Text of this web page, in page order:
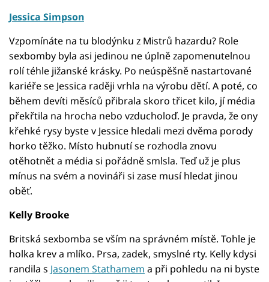
Jessica Simpson
Vzpomínáte na tu blodýnku z Mistrů hazardu? Role
sexbomby byla asi jedinou ne úplně zapomenutelnou
rolí téhle jižanské krásky. Po neúspěšně nastartované
kariéře se Jessica raději vrhla na výrobu dětí. A poté, co
během devíti měsíců přibrala skoro třicet kilo, jí média
překřtila na hrocha nebo vzducholoď. Je pravda, že ony
křehké rysy byste v Jessice hledali mezi dvěma porody
horko těžko. Místo hubnutí se rozhodla znovu
otěhotnět a média si pořádně smlsla. Teď už je plus
mínus na svém a novináři si zase musí hledat jinou
oběť.
Kelly Brooke
Britská sexbomba se vším na správném místě. Tohle je
holka krev a mlíko. Prsa, zadek, smyslné rty. Kelly kdysi
randila s Jasonem Stathamem a při pohledu na ni byste